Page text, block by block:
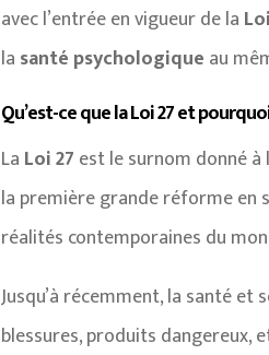
avec l’entrée en vigueur de la
la santé psychologique au
Qu’est-ce que la Loi 27 et
La Loi 27 est le surnom donné
la première grande réforme en
réalités contemporaines du
Jusqu’à récemment, la santé
blessures, produits dangereux,